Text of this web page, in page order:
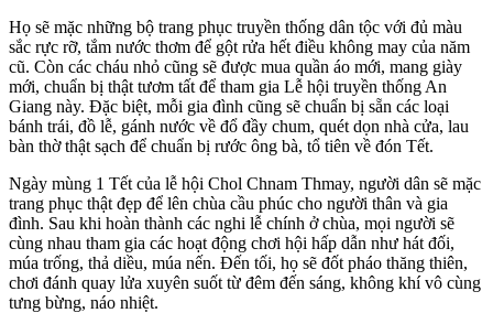
Họ sẽ mặc những bộ trang phục truyền thống dân tộc với đủ màu
sắc rực rỡ, tắm nước thơm để gột rửa hết điều không may của năm
cũ. Còn các cháu nhỏ cũng sẽ được mua quần áo mới, mang giày
mới, chuẩn bị thật tươm tất để tham gia Lễ hội truyền thống An
Giang này. Đặc biệt, mỗi gia đình cũng sẽ chuẩn bị sẵn các loại
bánh trái, đồ lễ, gánh nước về đổ đầy chum, quét dọn nhà cửa, lau
bàn thờ thật sạch để chuẩn bị rước ông bà, tổ tiên về đón Tết.
Ngày mùng 1 Tết của lễ hội Chol Chnam Thmay, người dân sẽ mặc
trang phục thật đẹp để lên chùa cầu phúc cho người thân và gia
đình. Sau khi hoàn thành các nghi lễ chính ở chùa, mọi người sẽ
cùng nhau tham gia các hoạt động chơi hội hấp dẫn như hát đối,
múa trống, thả diều, múa nến. Đến tối, họ sẽ đốt pháo thăng thiên,
chơi đánh quay lửa xuyên suốt từ đêm đến sáng, không khí vô cùng
tưng bừng, náo nhiệt.